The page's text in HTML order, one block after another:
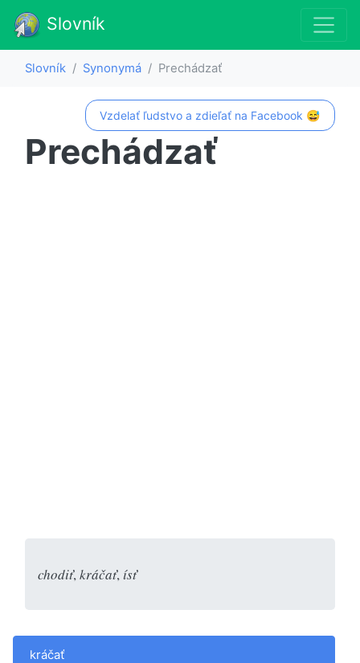
Slovník
Slovník Synonymá Prechádzať
Vzdelať ľudstvo a zdieľať na Facebook 😅
Prechádzať
chodiť, kráčať, ísť
kráčať